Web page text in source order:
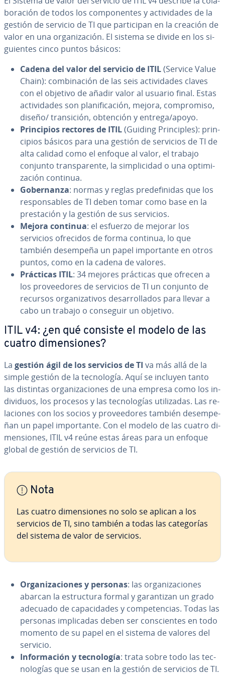
bo­ra­ción de todos los co­m­po­ne­n­tes y ac­ti­vi­da­des de la
gestión de servicio de TI que pa­r­ti­ci­pan en la creación de
valor en una or­ga­ni­za­ción. El sistema se divide en los si­
guie­n­tes cinco puntos básicos:
Cadena del valor del servicio de ITIL(Service Value
Chain): co­m­bi­na­ción de las seis ac­ti­vi­da­des claves
con el objetivo de añadir valor al usuario final. Estas
ac­ti­vi­da­des son pla­ni­fi­ca­ción, mejora, co­m­pro­mi­so,
diseño/ tra­n­si­ción, obtención y entrega/apoyo.
Pri­n­ci­pios rectores de ITIL(Guiding Pri­n­ci­ples): pri­n­
ci­pios básicos para una gestión de servicios de TI de
alta calidad como el enfoque al valor, el trabajo
conjunto tra­n­s­pa­re­n­te, la si­m­pli­ci­dad o una op­ti­mi­
za­ción continua.
Go­be­r­na­n­za: normas y reglas pre­de­fi­ni­das que los
re­s­po­n­sa­bles de TI deben tomar como base en la
pre­s­ta­ción y la gestión de sus servicios.
Mejora continua: el esfuerzo de mejorar los
servicios ofrecidos de forma continua, lo que
también desempeña un papel im­po­r­ta­n­te en otros
puntos, como en la cadena de valores.
Prácticas ITIL: 34 mejores prácticas que ofrecen a
los pro­vee­do­res de servicios de TI un conjunto de
recursos or­ga­ni­za­ti­vos de­sa­rro­lla­dos para llevar a
cabo un trabajo o conseguir un objetivo.
ITIL v4: ¿en qué consiste el modelo de las
cuatro di­me­n­sio­nes?
La gestión ágil de los servicios de TI va más allá de la
simple gestión de la te­c­no­lo­gía. Aquí se incluyen tanto
las distintas or­ga­ni­za­cio­nes de una empresa como los in­
di­vi­duos, los procesos y las te­c­no­lo­gías uti­li­za­das. Las re­
la­cio­nes con los socios y pro­vee­do­res también de­sem­pe­
ñan un papel im­po­r­ta­n­te. Con el modelo de las cuatro di­
me­n­sio­nes, ITIL v4 reúne estas áreas para un enfoque
global de gestión de servicios de TI.
Nota
Las cuatro di­me­n­sio­nes no solo se aplican a los
servicios de TI, sino también a todas las ca­te­go­rías
del sistema de valor de servicios.
Or­ga­ni­za­cio­nes y personas: las or­ga­ni­za­cio­nes
abarcan la es­tru­c­tu­ra formal y ga­ra­n­ti­zan un grado
adecuado de ca­pa­ci­da­des y co­m­pe­te­n­cias. Todas las
personas im­pli­ca­das deben ser co­n­s­cie­n­tes en todo
momento de su papel en el sistema de valores del
servicio.
In­fo­r­ma­ción y te­c­no­lo­gía: trata sobre todo las te­c­
no­lo­gías que se usan en la gestión de servicios de TI.